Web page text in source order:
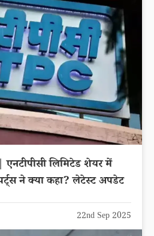
लिमिटेड शेयर में
ने क्या कहा? लेटेस्ट अपडेट
22nd Sep 2025